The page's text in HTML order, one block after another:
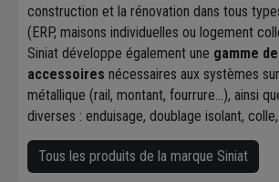
construction et la rénovation dans tous
(ERP, maisons individuelles ou logement
Siniat développe également une gamme
accessoires nécessaires aux systèmes
métallique (rail, montant, fourrure…), ainsi
diverses : enduisage, doublage isolant,
Tous les produits de la marque Siniat